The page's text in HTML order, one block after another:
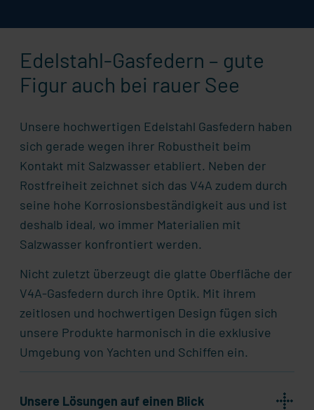
Edelstahl-Gasfedern – gute
Figur auch bei rauer See
Unsere hochwertigen Edelstahl Gasfedern haben
sich gerade wegen ihrer Robustheit beim
Kontakt mit Salzwasser etabliert. Neben der
Rostfreiheit zeichnet sich das V4A zudem durch
seine hohe Korrosionsbeständigkeit aus und ist
deshalb ideal, wo immer Materialien mit
Salzwasser konfrontiert werden.
Nicht zuletzt überzeugt die glatte Oberfläche der
V4A-Gasfedern durch ihre Optik. Mit ihrem
zeitlosen und hochwertigen Design fügen sich
unsere Produkte harmonisch in die exklusive
Umgebung von Yachten und Schiffen ein.
Unsere Lösungen auf einen Blick